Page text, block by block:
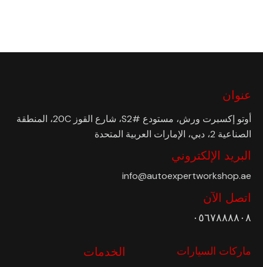
عنوان
أوتو إكسبرت ورش، مستودع #S2، شارع القوز 20C، المنطقة
الصناعية 2، دبي، الإمارات العربية المتحدة
البريد الإلكتروني
info@autoexpertworkshop.ae
اتصل الآن
٠٥٦٧٨٨٨٨٠٨
ماركات السيارات الخدمات